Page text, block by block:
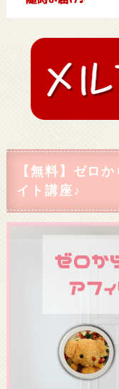
【無料】ゼロ
イト講座♪